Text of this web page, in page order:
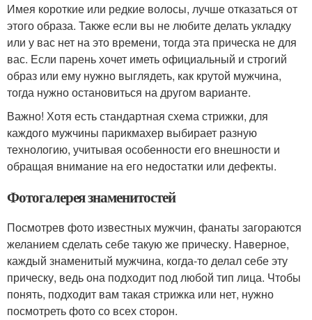
Имея короткие или редкие волосы, лучше отказаться от
этого образа. Также если вы не любите делать укладку
или у вас нет на это времени, тогда эта прическа не для
вас. Если парень хочет иметь официальный и строгий
образ или ему нужно выглядеть, как крутой мужчина,
тогда нужно остановиться на другом варианте.
Важно! Хотя есть стандартная схема стрижки, для
каждого мужчины парикмахер выбирает разную
технологию, учитывая особенности его внешности и
обращая внимание на его недостатки или дефекты.
Фотогалерея знаменитостей
Посмотрев фото известных мужчин, фанаты загораются
желанием сделать себе такую же прическу. Наверное,
каждый знаменитый мужчина, когда-то делал себе эту
прическу, ведь она подходит под любой тип лица. Чтобы
понять, подходит вам такая стрижка или нет, нужно
посмотреть фото со всех сторон.